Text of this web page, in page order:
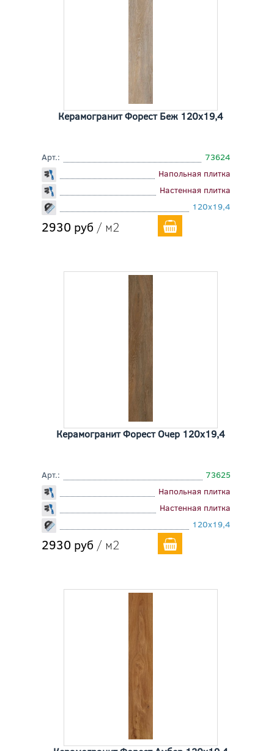
Керамогранит Форест Беж 120x19,4
Арт.:
73624
Напольная плитка
Настенная плитка
120x19,4
2930 руб / м2
Керамогранит Форест Очер 120x19,4
Арт.:
73625
Напольная плитка
Настенная плитка
120x19,4
2930 руб / м2